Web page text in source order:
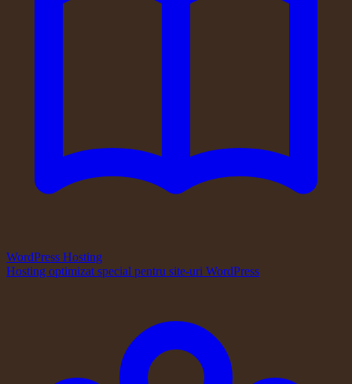
WordPress Hosting
Hosting optimizat special pentru site-uri WordPress